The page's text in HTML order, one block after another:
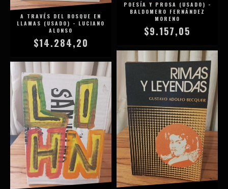
A TRAVÉS DEL BOSQUE EN
LLAMAS (USADO) - LUCIANO
ALONSO
$14.284,20
POESÍA Y PROSA (USADO) -
BALDOMERO FERNÁNDEZ
MORENO
$9.157,05